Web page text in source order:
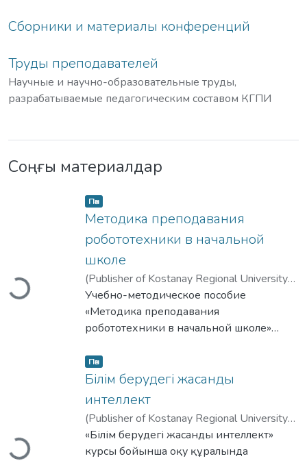
Сборники и материалы конференций
Труды преподавателей
Научные и научно-образовательные труды,
разрабатываемые педагогическим составом КГПИ
Соңғы материалдар
Жүктеу...
Item type:
Пән ,
Методика преподавания
робототехники в начальной
школе
(Publisher of Kostanay Regional University
named after Akhmet Baitursynuly,
Радченко Т.А.;Радченко П.Н.
Учебно-методическое пособие
«Методика преподавания
робототехники в начальной школе»
педагогических специальностей высших
учебных заведений, обучающихся по
направлениям подготовки учителей
начального образования, информатики,
STEM-дисциплин и дополнительного
образования. Материалы пособия также
могут быть полезны педагогам-
Жүктеу...
Item type:
Пән ,
Білім берудегі жасанды
интеллект
(Publisher of Kostanay Regional University
named after Akhmet Baitursynuly,2026
Даулетбаева Г.Б.
«Білім берудегі жасанды интеллект»
курсы бойынша оқу құралында